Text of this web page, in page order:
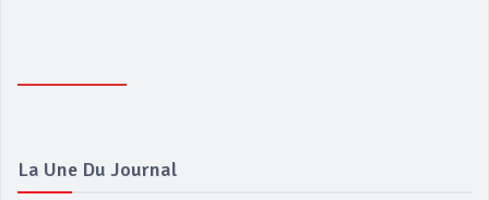
La Une Du Journal